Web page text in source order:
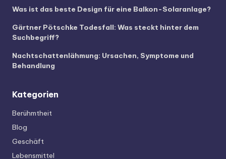
Was ist das beste Design für eine Balkon-Solaranlage?
Gärtner Pötschke Todesfall: Was steckt hinter dem
Suchbegriff?
Nachtschattenlähmung: Ursachen, Symptome und
Behandlung
Kategorien
Berühmtheit
Blog
Geschäft
Lebensmittel